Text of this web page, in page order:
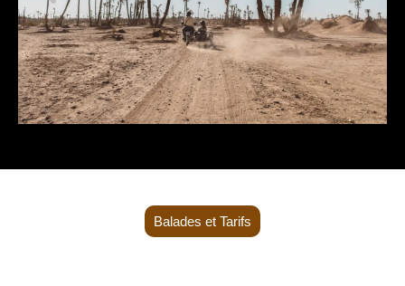
Balades et Tarifs